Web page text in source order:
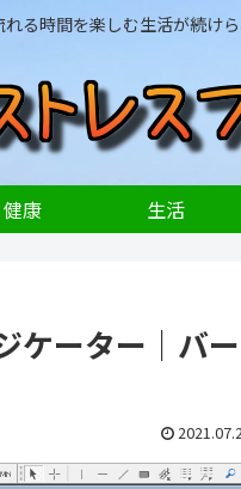
る時間を楽しむ生活が続けら
健康 生活
ケーター｜バー